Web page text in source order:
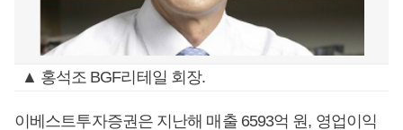
▲ 홍석조 BGF리테일 회장.
이베스트투자증권은 지난해 매출 6593억 원, 영업이익